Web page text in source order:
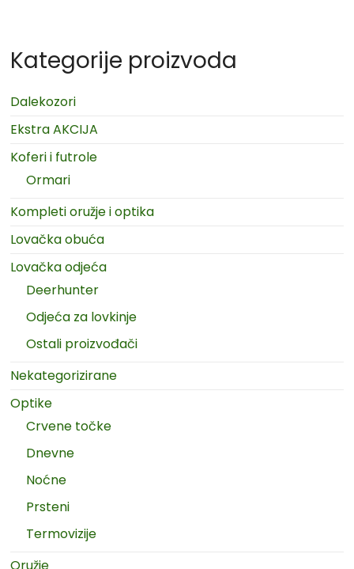
Kategorije proizvoda
Dalekozori
Ekstra AKCIJA
Koferi i futrole
Ormari
Kompleti oružje i optika
Lovačka obuća
Lovačka odjeća
Deerhunter
Odjeća za lovkinje
Ostali proizvođači
Nekategorizirane
Optike
Crvene točke
Dnevne
Noćne
Prsteni
Termovizije